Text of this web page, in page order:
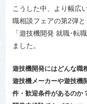
こうした中、より幅広
職相談フェアの第2弾
「遊技機開発 就職･転
ました。
遊技機開発にはどんな職
遊技機メーカーや遊技機
件・歓迎条件があるのか